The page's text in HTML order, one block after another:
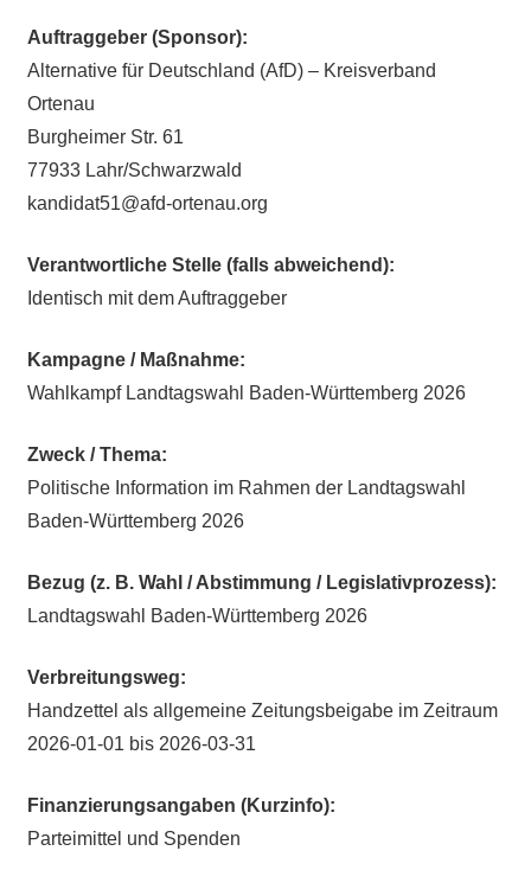
Auftraggeber (Sponsor):
Alternative für Deutschland (AfD) – Kreisverband
Ortenau
Burgheimer Str. 61
77933 Lahr/Schwarzwald
kandidat51@afd-ortenau.org
Verantwortliche Stelle (falls abweichend):
Identisch mit dem Auftraggeber
Kampagne / Maßnahme:
Wahlkampf Landtagswahl Baden-Württemberg 2026
Zweck / Thema:
Politische Information im Rahmen der Landtagswahl
Baden-Württemberg 2026
Bezug (z. B. Wahl / Abstimmung / Legislativprozess):
Landtagswahl Baden-Württemberg 2026
Verbreitungsweg:
Handzettel als allgemeine Zeitungsbeigabe im Zeitraum
2026-01-01 bis 2026-03-31
Finanzierungsangaben (Kurzinfo):
Parteimittel und Spenden